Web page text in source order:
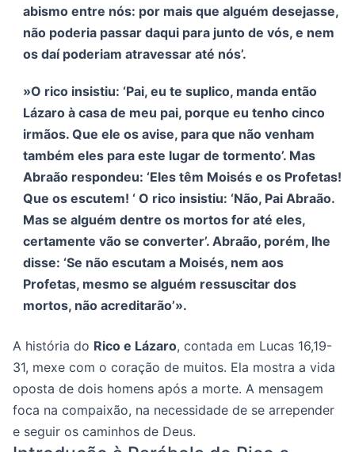
abismo entre nós: por mais que alguém desejasse,
não poderia passar daqui para junto de vós, e nem
os daí poderiam atravessar até nós’.
»O rico insistiu: ‘Pai, eu te suplico, manda então
Lázaro à casa de meu pai, porque eu tenho cinco
irmãos. Que ele os avise, para que não venham
também eles para este lugar de tormento’. Mas
Abraão respondeu: ‘Eles têm Moisés e os Profetas!
Que os escutem! ‘ O rico insistiu: ‘Não, Pai Abraão.
Mas se alguém dentre os mortos for até eles,
certamente vão se converter’. Abraão, porém, lhe
disse: ‘Se não escutam a Moisés, nem aos
Profetas, mesmo se alguém ressuscitar dos
mortos, não acreditarão’».
A história do Rico e Lázaro, contada em Lucas 16,19-
31, mexe com o coração de muitos. Ela mostra a vida
oposta de dois homens após a morte. A mensagem
foca na compaixão, na necessidade de se arrepender
e seguir os caminhos de Deus.